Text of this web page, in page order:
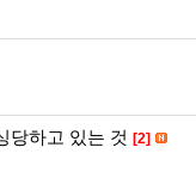
당하고 있는 것 [2]